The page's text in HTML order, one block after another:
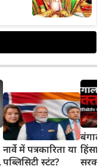
नार्वे में पत्रकारिता या
पब्लिसिटी स्टंट?
बंगाल
हिंसा